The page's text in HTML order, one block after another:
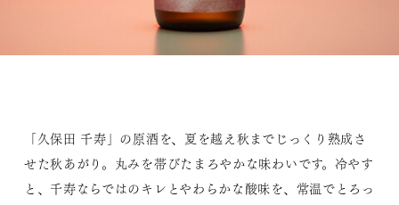
「久保田 千寿」の原酒を、夏を越え秋までじっくり熟成さ
せた秋あがり。丸みを帯びたまろやかな味わいです。冷やす
と、千寿ならではのキレとやわらかな酸味を、常温でとろっ